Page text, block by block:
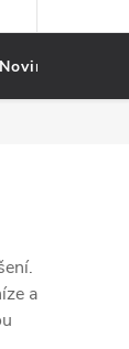
Novinky
a